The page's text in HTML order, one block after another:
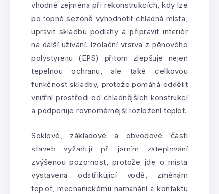
vhodné zejména při rekonstrukcích, kdy lze
po topné sezóně vyhodnotit chladná místa,
upravit skladbu podlahy a připravit interiér
na další užívání. Izolační vrstva z pěnového
polystyrenu (EPS) přitom zlepšuje nejen
tepelnou ochranu, ale také celkovou
funkčnost skladby, protože pomáhá oddělit
vnitřní prostředí od chladnějších konstrukcí
a podporuje rovnoměrnější rozložení teplot.
Soklové, základové a obvodové části
staveb vyžadují při jarním zateplování
zvýšenou pozornost, protože jde o místa
vystavená odstřikující vodě, změnám
teplot, mechanickému namáhání a kontaktu